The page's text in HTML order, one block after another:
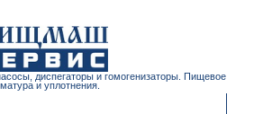
диспегаторы и гомогенизаторы. Пищевое
и уплотнения.